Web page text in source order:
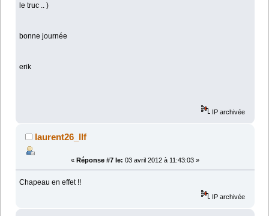
le truc .. )
bonne journée
erik
IP archivée
laurent26_llf
« Réponse #7 le: 03 avril 2012 à 11:43:03 »
Chapeau en effet !!
IP archivée